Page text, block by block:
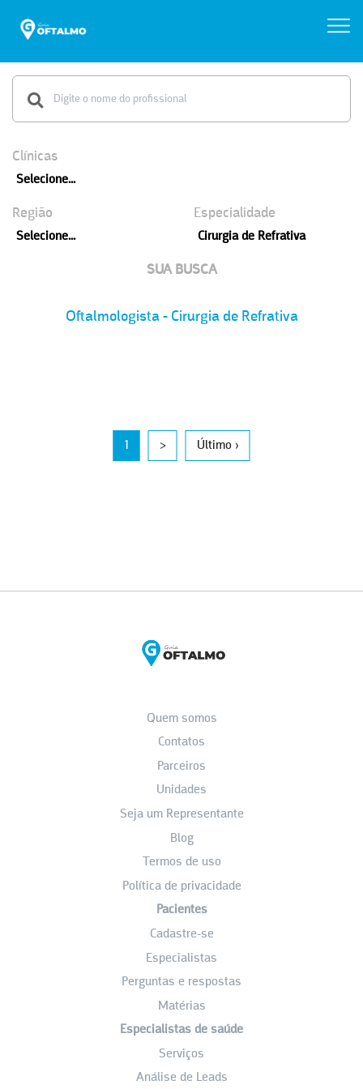
Clínicas
Selecione...
Região
Selecione...
Especialidade
Cirurgia de Refrativa
SUA BUSCA
Oftalmologista - Cirurgia de Refrativa
1 > Último ›
Quem somos
Contatos
Parceiros
Unidades
Seja um Representante
Blog
Termos de uso
Política de privacidade
Pacientes
Cadastre-se
Especialistas
Perguntas e respostas
Matérias
Especialistas de saúde
Serviços
Análise de Leads